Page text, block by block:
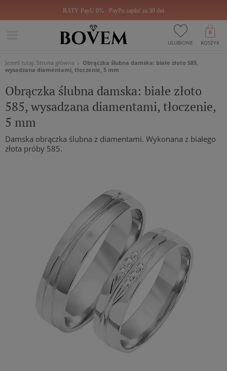
RATY PayU 0% PayPo zapłać za 30 dni
ULUBIONE KOSZYK
0
Jesteś tutaj: Strona główna
Obrączka ślubna damska: białe złoto 585,
wysadzana diamentami, tłoczenie, 5 mm
Obrączka ślubna damska: białe złoto
585, wysadzana diamentami, tłoczenie,
5 mm
Damska obrączka ślubna z diamentami. Wykonana z białego
złota próby 585.